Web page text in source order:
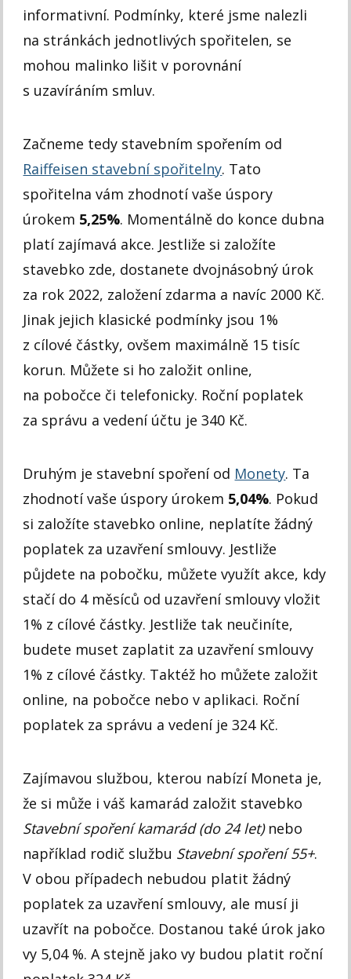
informativní. Podmínky, které jsme nalezli
na stránkách jednotlivých spořitelen, se
mohou malinko lišit v porovnání
s uzavíráním smluv.
Začneme tedy stavebním spořením od
Raiffeisen stavební spořitelny. Tato
spořitelna vám zhodnotí vaše úspory
úrokem 5,25%. Momentálně do konce dubna
platí zajímavá akce. Jestliže si založíte
stavebko zde, dostanete dvojnásobný úrok
za rok 2022, založení zdarma a navíc 2000 Kč.
Jinak jejich klasické podmínky jsou 1%
z cílové částky, ovšem maximálně 15 tisíc
korun. Můžete si ho založit online,
na pobočce či telefonicky. Roční poplatek
za správu a vedení účtu je 340 Kč.
Druhým je stavební spoření od Monety. Ta
zhodnotí vaše úspory úrokem 5,04%. Pokud
si založíte stavebko online, neplatíte žádný
poplatek za uzavření smlouvy. Jestliže
půjdete na pobočku, můžete využít akce, kdy
stačí do 4 měsíců od uzavření smlouvy vložit
1% z cílové částky. Jestliže tak neučiníte,
budete muset zaplatit za uzavření smlouvy
1% z cílové částky. Taktéž ho můžete založit
online, na pobočce nebo v aplikaci. Roční
poplatek za správu a vedení je 324 Kč.
Zajímavou službou, kterou nabízí Moneta je,
že si může i váš kamarád založit stavebko
Stavební spoření kamarád (do 24 let)nebo
například rodič službu Stavební spoření 55+.
V obou případech nebudou platit žádný
poplatek za uzavření smlouvy, ale musí ji
uzavřít na pobočce. Dostanou také úrok jako
vy 5,04 %. A stejně jako vy budou platit roční